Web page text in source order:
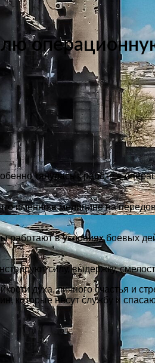
тянулась к работе в
именно в медицине на
работают в условиях боевых
силу, выдержку,
духа, личного счастья и
которые несут службу и